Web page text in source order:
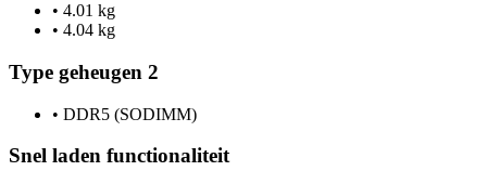
• 4.01 kg
• 4.04 kg
Type geheugen 2
• DDR5 (SODIMM)
Snel laden functionaliteit